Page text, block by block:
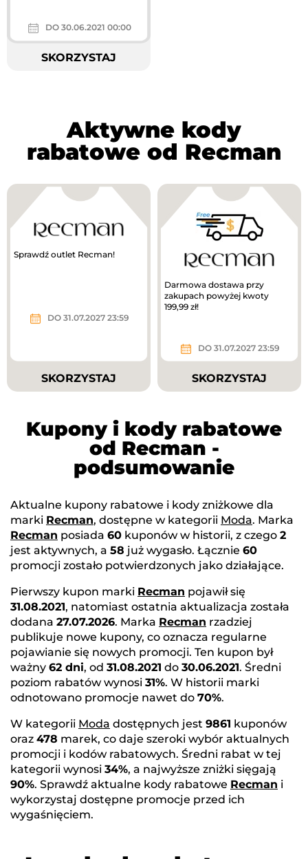
DO 30.06.2021 00:00
SKORZYSTAJ
Aktywne kody
rabatowe od Recman
Sprawdź outlet Recman!
DO 31.07.2027 23:59
SKORZYSTAJ
Darmowa dostawa przy
zakupach powyżej kwoty
199,99 zł!
DO 31.07.2027 23:59
SKORZYSTAJ
Kupony i kody rabatowe
od Recman -
podsumowanie
Aktualne kupony rabatowe i kody zniżkowe dla
marki Recman, dostępne w kategorii Moda. Marka
Recman posiada 60 kuponów w historii, z czego 2
jest aktywnych, a 58 już wygasło. Łącznie 60
promocji zostało potwierdzonych jako działające.
Pierwszy kupon marki Recman pojawił się
31.08.2021, natomiast ostatnia aktualizacja została
dodana 27.07.2026. Marka Recman rzadziej
publikuje nowe kupony, co oznacza regularne
pojawianie się nowych promocji. Ten kupon był
ważny 62 dni, od 31.08.2021 do 30.06.2021. Średni
poziom rabatów wynosi 31%. W historii marki
odnotowano promocje nawet do 70%.
W kategorii Moda dostępnych jest 9861 kuponów
oraz 478 marek, co daje szeroki wybór aktualnych
promocji i kodów rabatowych. Średni rabat w tej
kategorii wynosi 34%, a najwyższe zniżki sięgają
90%. Sprawdź aktualne kody rabatowe Recman i
wykorzystaj dostępne promocje przed ich
wygaśnięciem.